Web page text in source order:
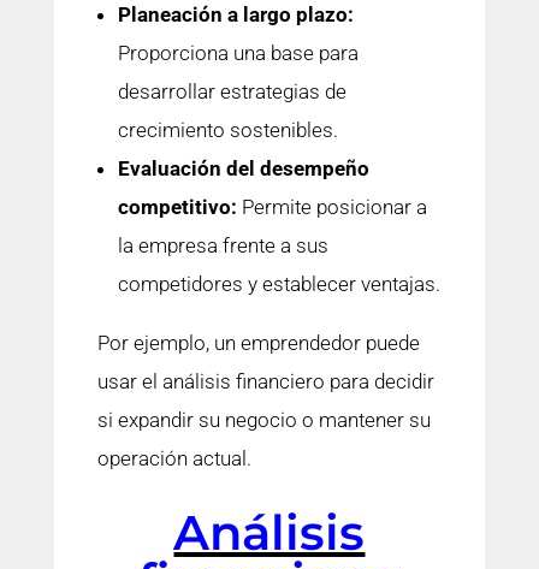
Planeación a largo plazo:
Proporciona una base para
desarrollar estrategias de
crecimiento sostenibles.
Evaluación del desempeño
competitivo: Permite posicionar a
la empresa frente a sus
competidores y establecer ventajas.
Por ejemplo, un emprendedor puede
usar el análisis financiero para decidir
si expandir su negocio o mantener su
operación actual.
Análisis